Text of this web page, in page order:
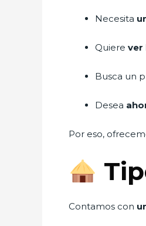
Necesita
Quiere ver
Busca un
Desea
Por eso,
Contamos con